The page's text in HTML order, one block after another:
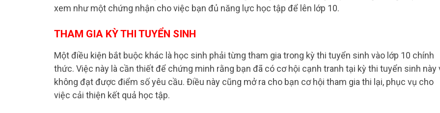
xem như một chứng nhận cho việc bạn đủ năng lực học tập để lên lớp 10.
THAM GIA KỲ THI TUYỂN SINH
Một điều kiện bắt buộc khác là học sinh phải từng tham gia trong kỳ thi tuyển sinh vào lớp 10 chính
thức. Việc này là cần thiết để chứng minh rằng bạn đã có cơ hội cạnh tranh tại kỳ thi tuyển sinh này
không đạt được điểm số yêu cầu. Điều này cũng mở ra cho bạn cơ hội tham gia thi lại, phục vụ cho
việc cải thiện kết quả học tập.